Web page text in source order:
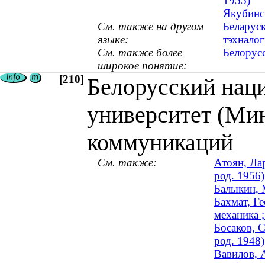
См. также на другом
языке:
См. также более
широкое понятие:
[210] Белорусский
университет
коммуникаций
См. также:
Атоян,
род. 1956)
Балыкин,
Бахмат,
механика
Босаков,
род. 1948)
Вавилов,